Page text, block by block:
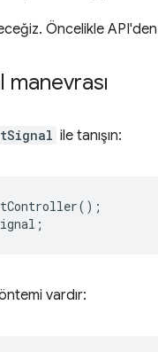
Öncelikle
ile tanışın:
();
;
vardır: